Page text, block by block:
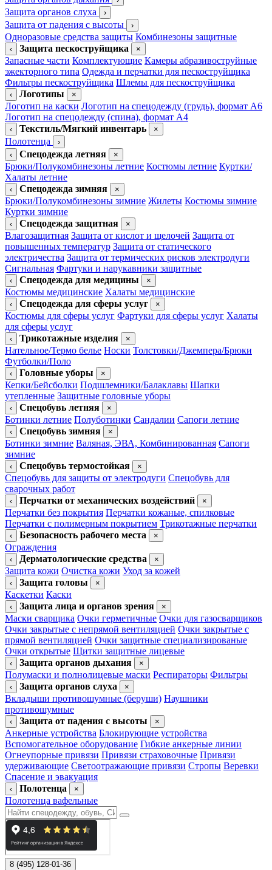
Защита органов слуха ›
Защита от падения с высоты ›
Одноразовые средства защиты Комбинезоны защитные
‹ Защита пескоструйщика ×
Запасные части Комплектующие Камеры абразивоструйные
эжекторного типа Одежда и перчатки для пескоструйщика
Фильтры пескоструйщика Шлемы для пескоструйщика
‹ Логотипы ×
Логотип на каски Логотип на спецодежду (грудь), формат А6
Логотип на спецодежду (спина), формат А4
‹ Текстиль/Мягкий инвентарь ×
Полотенца
›
‹
Спецодежда летняя ×
Брюки/Полукомбинезоны летние Костюмы летние Куртки/
Халаты летние
‹ Спецодежда зимняя ×
Брюки/Полукомбинезоны зимние Жилеты Костюмы зимние
Куртки зимние
‹ Спецодежда защитная ×
Влагозащитная Защита от кислот и щелочей Защита от
повышенных температур Защита от статического
электричества Защита от термических рисков электродуги
Сигнальная Фартуки и нарукавники защитные
‹ Спецодежда для медицины ×
Костюмы медицинские Халаты медицинские
‹ Спецодежда для сферы услуг ×
Костюмы для сферы услуг Фартуки для сферы услуг Халаты
для сферы услуг
‹ Трикотажные изделия ×
Нательное/Термо белье Носки Толстовки/Джемпера/Брюки
Футболки/Поло
‹ Головные уборы ×
Кепки/Бейсболки Подшлемники/Балаклавы Шапки
утепленные Защитные головные уборы
‹ Спецобувь летняя ×
Ботинки летние Полуботинки Сандалии Сапоги летние
‹ Спецобувь зимняя ×
Ботинки зимние Валяная, ЭВА, Комбинированная Сапоги
зимние
‹ Спецобувь термостойкая ×
Спецобувь для защиты от электродуги Спецобувь для
сварочных работ
‹ Перчатки от механических воздействий ×
Перчатки без покрытия Перчатки кожаные, спилковые
Перчатки с полимерным покрытием Трикотажные перчатки
‹ Безопасность рабочего места ×
Ограждения
‹ Дерматологические средства ×
Защита кожи Очистка кожи Уход за кожей
‹ Защита головы ×
Каскетки Каски
‹ Защита лица и органов зрения ×
Маски сварщика Очки герметичные Очки для газосварщиков
Очки закрытые с непрямой вентиляцией Очки закрытые с
прямой вентиляцией Очки защитные специализированые
Очки открытые Щитки защитные лицевые
‹ Защита органов дыхания ×
Полумаски и полнолицевые маски Респираторы Фильтры
‹ Защита органов слуха ×
Вкладыши противошумные (беруши) Наушники
противошумные
‹ Защита от падения с высоты ×
Анкерные устройства Блокирующие устройства
Вспомогательное оборудование Гибкие анкерные линии
Огнеупорные привязи Привязи страховочные Привязи
удерживающие Светоотражающие привязи Стропы Веревки
Спасение и эвакуация
‹ Полотенца ×
Полотенца вафельные
8 (495) 128-01-36